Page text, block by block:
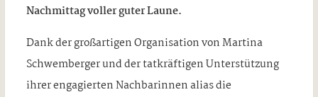
Nachmittag voller guter Laune.
Dank der großartigen Organisation von Martina
Schwemberger und der tatkräftigen Unterstützung
ihrer engagierten Nachbarinnen alias die